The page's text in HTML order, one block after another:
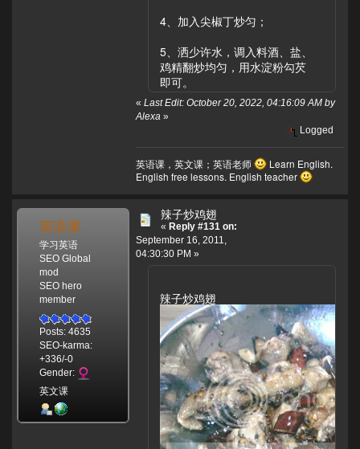
4、加入尖椒丁炒匀；
5、洒少许水，调入料酒、盐、
鸡精翻炒均匀，用水淀粉勾芡
即可。
« Last Edit: October 20, 2022, 04:16:09 AM by
Alexa »
Logged
英语课，英文课；英语老师
Learn English.
English free lessons. English teacher
英语课
学习英语
SEO Global
mod
SEO hero
member
Posts: 4635
SEO-karma:
+336/-0
Gender:
英文课
辣子炒鸡翅
« Reply #131 on:
September 16, 2011,
04:30:30 PM »
辣子炒鸡翅